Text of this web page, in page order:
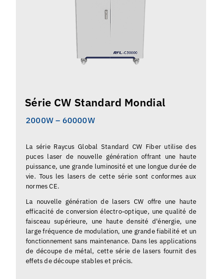
Série CW Standard Mondial
2000W – 60000W
La série Raycus Global Standard CW Fiber utilise des
puces laser de nouvelle génération offrant une haute
puissance, une grande luminosité et une longue durée de
vie. Tous les lasers de cette série sont conformes aux
normes CE.
La nouvelle génération de lasers CW offre une haute
efficacité de conversion électro-optique, une qualité de
faisceau supérieure, une haute densité d'énergie, une
large fréquence de modulation, une grande fiabilité et un
fonctionnement sans maintenance. Dans les applications
de découpe de métal, cette série de lasers fournit des
effets de découpe stables et précis.